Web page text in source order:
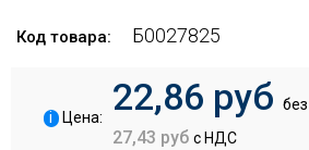
Код товара: Б0027825
i Цена: 22,86 руб
27,43 руб с НДС